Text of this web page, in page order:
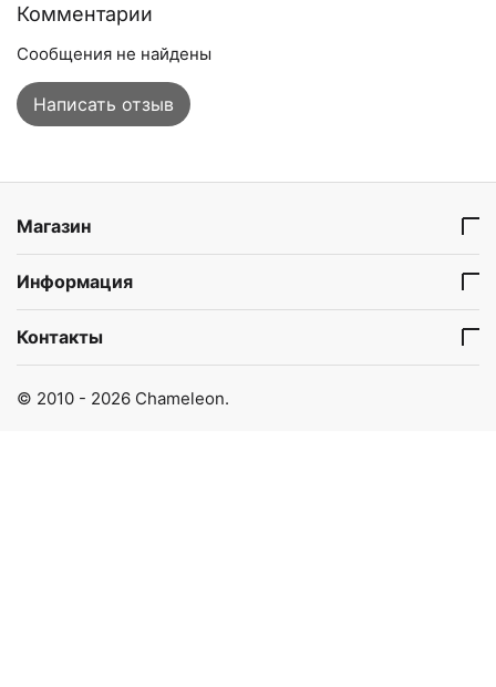
Комментарии
Сообщения не найдены
Написать отзыв
Магазин
Информация
Контакты
© 2010 - 2026 Chameleon.